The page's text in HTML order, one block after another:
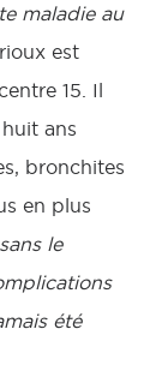
maladie au
est
15. Il
ans
bronchites
en plus
le
été